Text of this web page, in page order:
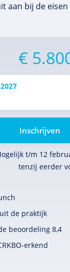
aan bij de
€
Inschrijven
t/m 12
tenzij eerder
de praktijk
beoordeling 8,4
erkend